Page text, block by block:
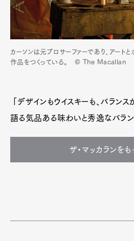
カーソンは元プロサーファーであり、アート
作品をつくっている。 © The Macallan
「デザインもウイスキーも、バランス
語る気品ある味わいと秀逸なバラン
ザ・マッカランをも